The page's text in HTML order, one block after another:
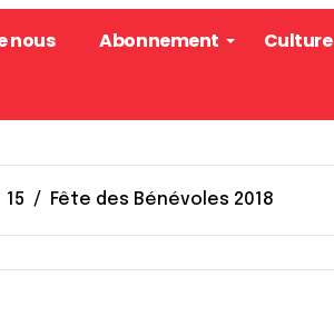
nous Abonnement Culture
15 Fête des Bénévoles 2018